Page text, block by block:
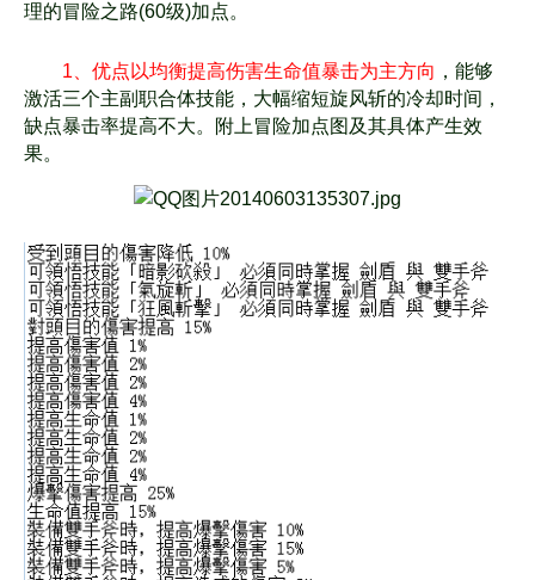
理的冒险之路(60级)加点。
1、优点以均衡提高伤害生命值暴击为主方向 ，能够
激活三个主副职合体技能，大幅缩短旋风斩的冷却时间，
缺点暴击率提高不大。附上冒险加点图及其具体产生效
果。